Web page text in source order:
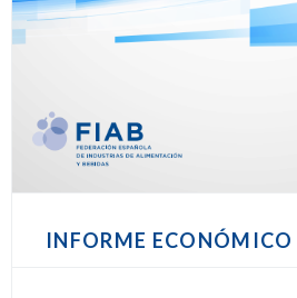
INFORME